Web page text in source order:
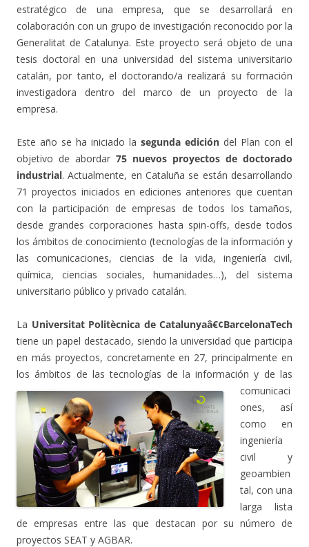
estratégico de una empresa, que se desarrollará en
colaboración con un grupo de investigación reconocido por la
Generalitat de Catalunya. Este proyecto será objeto de una
tesis doctoral en una universidad del sistema universitario
catalán, por tanto, el doctorando/a realizará su formación
investigadora dentro del marco de un proyecto de la
empresa.
Este año se ha iniciado la segunda edición del Plan con el
objetivo de abordar 75 nuevos proyectos de doctorado
industrial. Actualmente, en Cataluña se están desarrollando
71 proyectos iniciados en ediciones anteriores que cuentan
con la participación de empresas de todos los tamaños,
desde grandes corporaciones hasta spin-offs, desde todos
los ámbitos de conocimiento (tecnologías de la información y
las comunicaciones, ciencias de la vida, ingeniería civil,
química, ciencias sociales, humanidades…), del sistema
universitario público y privado catalán.
La Universitat Politècnica de Catalunyaâ€¢BarcelonaTech
tiene un papel destacado, siendo la universidad que participa
en más proyectos, concretamente en 27, principalmente en
los ámbitos de las tecnologías de la información y de las
comunicaci
ones, así
como en
ingeniería
civil y
geoambien
tal, con una
larga lista
de empresas entre las que destacan por su número de
proyectos SEAT y AGBAR.